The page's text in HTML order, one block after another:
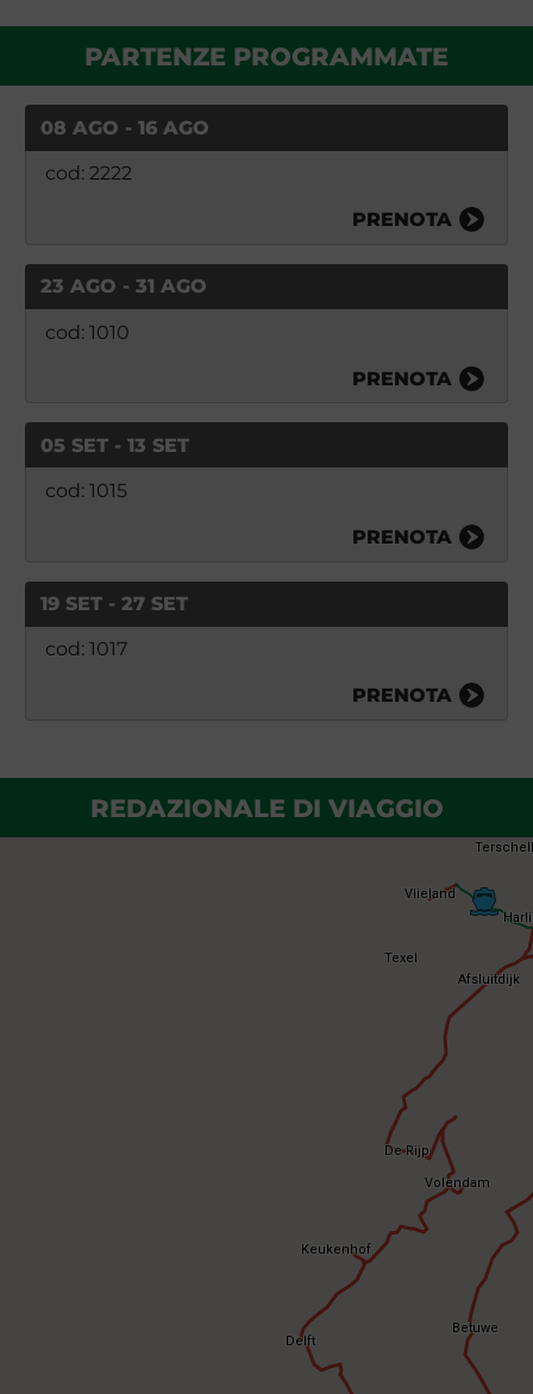
PARTENZE PROGRAMMATE
08 AGO - 16 AGO
cod: 2222
PRENOTA
23 AGO - 31 AGO
cod: 1010
PRENOTA
05 SET - 13 SET
cod: 1015
PRENOTA
19 SET - 27 SET
cod: 1017
PRENOTA
REDAZIONALE DI VIAGGIO